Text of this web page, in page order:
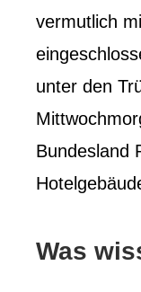
vermutlich
unter den
Bundesland
Was